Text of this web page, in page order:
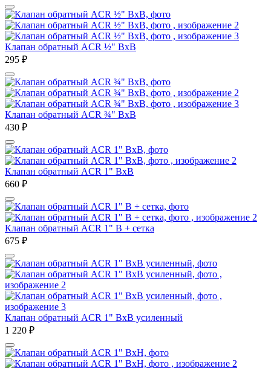
Клапан обратный ACR ½" ВхВ
295 ₽
Клапан обратный ACR ¾" ВхВ
430 ₽
Клапан обратный ACR 1" ВхВ
660 ₽
Клапан обратный ACR 1" В + сетка
675 ₽
Клапан обратный ACR 1" ВхВ усиленный
1 220 ₽